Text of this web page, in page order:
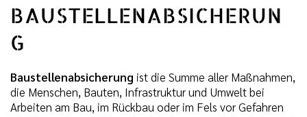
BAUSTELLENABSICHERUN
G
Baustellenabsicherung ist die Summe aller Maßnahmen,
die Menschen, Bauten, Infrastruktur und Umwelt bei
Arbeiten am Bau, im Rückbau oder im Fels vor Gefahren